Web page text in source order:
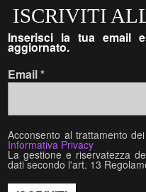
ISCRIVITI
Inserisci la tua email
aggiornato.
Email*
Acconsento al trattamento
Informativa Privacy
La gestione e riservatezza
dati secondo l'art. 13